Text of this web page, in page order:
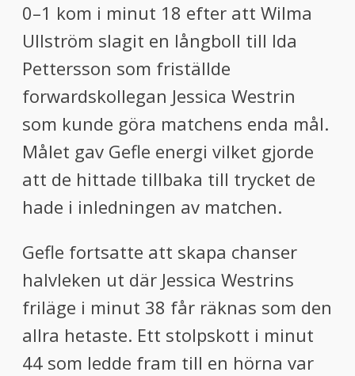
0–1 kom i minut 18 efter att Wilma
Ullström slagit en långboll till Ida
Pettersson som friställde
forwardskollegan Jessica Westrin
som kunde göra matchens enda mål.
Målet gav Gefle energi vilket gjorde
att de hittade tillbaka till trycket de
hade i inledningen av matchen.
Gefle fortsatte att skapa chanser
halvleken ut där Jessica Westrins
friläge i minut 38 får räknas som den
allra hetaste. Ett stolpskott i minut
44 som ledde fram till en hörna var